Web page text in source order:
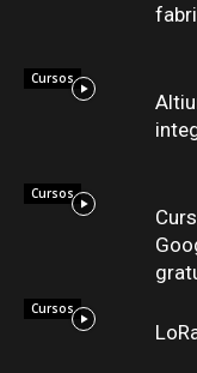
Cursos
Cursos
Cursos